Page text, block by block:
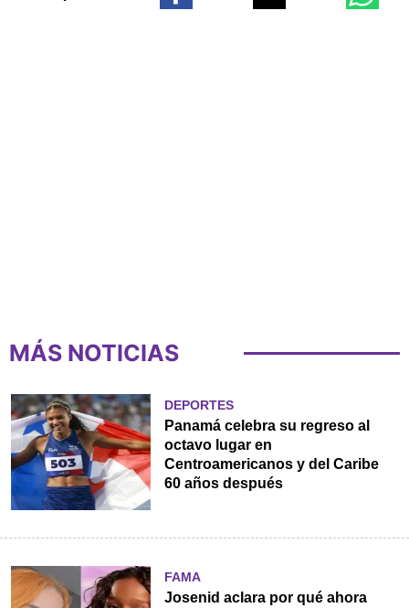
MÁS NOTICIAS
DEPORTES
Panamá celebra su regreso al
octavo lugar en
Centroamericanos y del Caribe
60 años después
FAMA
Josenid aclara por qué ahora